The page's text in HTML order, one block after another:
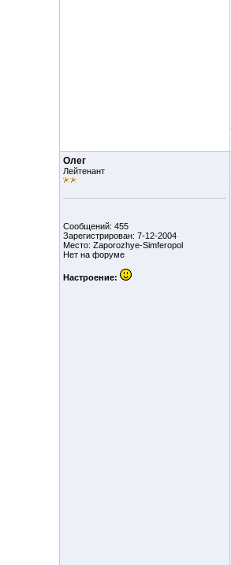
Олег
Лейтенант
Сообщений: 455
Зарегистрирован: 7-12-2004
Место: Zaporozhye-Simferopol
Нет на форуме
Настроение: